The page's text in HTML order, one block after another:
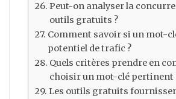
Peut-on analyser la
outils gratuits ?
Comment savoir si un mot-
potentiel de trafic ?
Quels critères prendre en
choisir un mot-clé pertinent
Les outils gratuits